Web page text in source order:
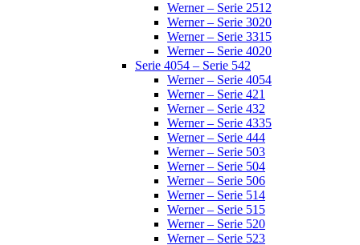
Werner – Serie 2512
Werner – Serie 3020
Werner – Serie 3315
Werner – Serie 4020
Serie 4054 – Serie 542
Werner – Serie 4054
Werner – Serie 421
Werner – Serie 432
Werner – Serie 4335
Werner – Serie 444
Werner – Serie 503
Werner – Serie 504
Werner – Serie 506
Werner – Serie 514
Werner – Serie 515
Werner – Serie 520
Werner – Serie 523